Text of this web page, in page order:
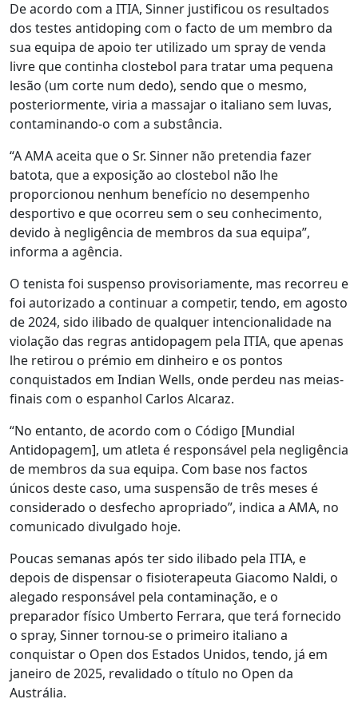
De acordo com a ITIA, Sinner justificou os resultados
dos testes antidoping com o facto de um membro da
sua equipa de apoio ter utilizado um spray de venda
livre que continha clostebol para tratar uma pequena
lesão (um corte num dedo), sendo que o mesmo,
posteriormente, viria a massajar o italiano sem luvas,
contaminando-o com a substância.
“A AMA aceita que o Sr. Sinner não pretendia fazer
batota, que a exposição ao clostebol não lhe
proporcionou nenhum benefício no desempenho
desportivo e que ocorreu sem o seu conhecimento,
devido à negligência de membros da sua equipa”,
informa a agência.
O tenista foi suspenso provisoriamente, mas recorreu e
foi autorizado a continuar a competir, tendo, em agosto
de 2024, sido ilibado de qualquer intencionalidade na
violação das regras antidopagem pela ITIA, que apenas
lhe retirou o prémio em dinheiro e os pontos
conquistados em Indian Wells, onde perdeu nas meias-
finais com o espanhol Carlos Alcaraz.
“No entanto, de acordo com o Código [Mundial
Antidopagem], um atleta é responsável pela negligência
de membros da sua equipa. Com base nos factos
únicos deste caso, uma suspensão de três meses é
considerado o desfecho apropriado”, indica a AMA, no
comunicado divulgado hoje.
Poucas semanas após ter sido ilibado pela ITIA, e
depois de dispensar o fisioterapeuta Giacomo Naldi, o
alegado responsável pela contaminação, e o
preparador físico Umberto Ferrara, que terá fornecido
o spray, Sinner tornou-se o primeiro italiano a
conquistar o Open dos Estados Unidos, tendo, já em
janeiro de 2025, revalidado o título no Open da
Austrália.